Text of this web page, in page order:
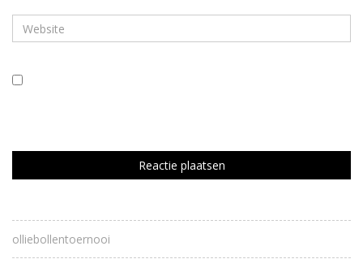
olliebollentoernooi